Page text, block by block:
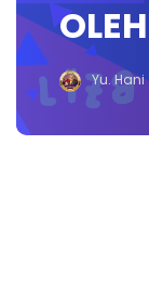
Yu. Hani